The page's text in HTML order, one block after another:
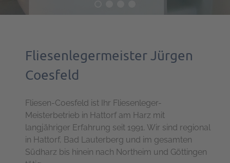
Fliesenlegermeister Jürgen
Coesfeld
Fliesen-Coesfeld ist Ihr Fliesenleger-
Meisterbetrieb in Hattorf am Harz mit
langjähriger Erfahrung seit 1991. Wir sind regional
in Hattorf, Bad Lauterberg und im gesamten
Südharz bis hinein nach Northeim und Göttingen